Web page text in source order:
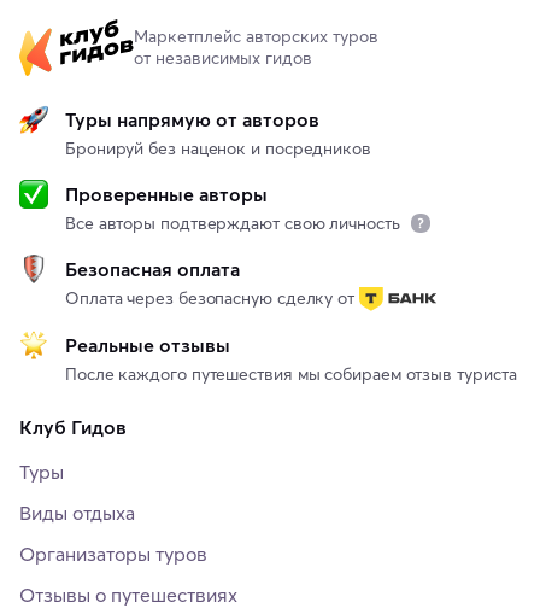
Маркетплейс авторских туров
от независимых гидов
Туры напрямую от авторов
Бронируй без наценок и посредников
Проверенные авторы
Все авторы подтверждают свою личность
Безопасная оплата
Оплата через безопасную сделку от
Реальные отзывы
После каждого путешествия мы собираем отзыв туриста
Клуб Гидов
Туры
Виды отдыха
Организаторы туров
Отзывы о путешествиях